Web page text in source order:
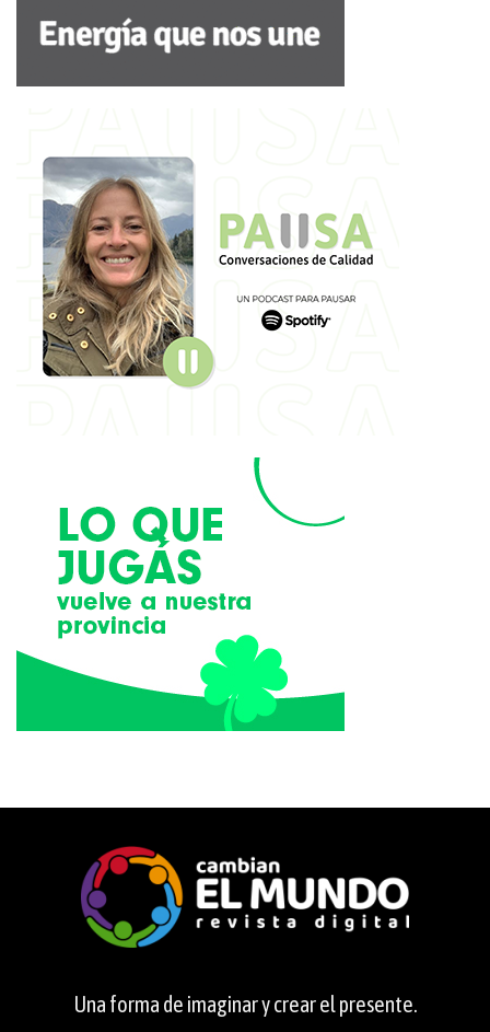
Una forma de imaginar y crear el presente.